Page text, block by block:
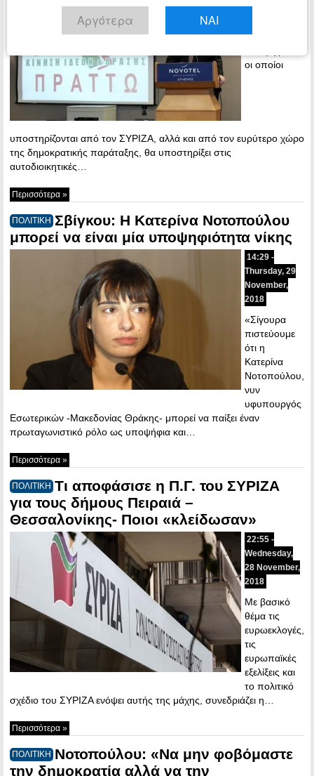
οι οποίοι
υποστηρίζονται από τον ΣΥΡΙΖΑ, αλλά και από τον ευρύτερο χώρο
της δημοκρατικής παράταξης, θα υποστηρίξει στις
αυτοδιοικητικές…
Περισσότερα »
ΠΟΛΙΤΙΚΗ Σβίγκου: Η Κατερίνα Νοτοπούλου
μπορεί να είναι μία υποψηφιότητα νίκης
14:29 -
Thursday, 29
November,
2018
«Σίγουρα
πιστεύουμε
ότι η
Κατερίνα
Νοτοπούλου,
νυν
υφυπουργός
Εσωτερικών -Μακεδονίας Θράκης- μπορεί να παίξει έναν
πρωταγωνιστικό ρόλο ως υποψήφια και…
Περισσότερα »
ΠΟΛΙΤΙΚΗ Tι αποφάσισε η Π.Γ. του ΣΥΡΙΖΑ
για τους δήμους Πειραιά –
Θεσσαλονίκης- Ποιοι «κλείδωσαν»
22:55 -
Wednesday,
28 November,
2018
Με βασικό
θέμα τις
ευρωεκλογές,
τις
ευρωπαϊκές
εξελίξεις και
το πολιτικό
σχέδιο του ΣΥΡΙΖΑ ενόψει αυτής της μάχης, συνεδριάζει η…
Περισσότερα »
ΠΟΛΙΤΙΚΗ Νοτοπούλου: «Να μην φοβόμαστε
την δημοκρατία αλλά να την
Αργότερα ΝΑΙ